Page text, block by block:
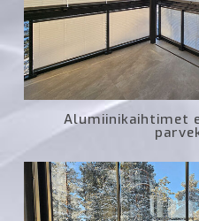
Alumiinikaihtimet